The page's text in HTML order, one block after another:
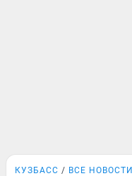
КУЗБАСС ВСЕ НОВОСТИ